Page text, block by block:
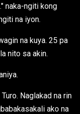
naka-ngiti kong
na iyon.
na kuya. 25 pa
nito sa akin.
Naglakad na rin
ako na